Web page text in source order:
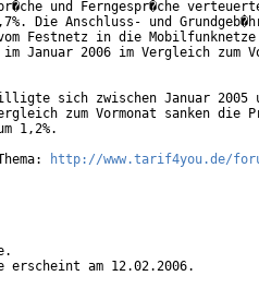
und Ferngespr�che
Die Anschluss- und
Festnetz in die
Januar 2006 im Vergleich zum
sich zwischen Januar 2005
zum Vormonat sanken die
1,2%.
http://www.tarif4you.de/
erscheint am 12.02.2006.